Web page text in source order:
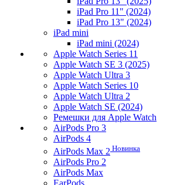
iPad Pro 11" (2024)
iPad Pro 13" (2024)
iPad mini
iPad mini (2024)
Apple Watch Series 11
Apple Watch SE 3 (2025)
Apple Watch Ultra 3
Apple Watch Series 10
Apple Watch Ultra 2
Apple Watch SE (2024)
Ремешки для Apple Watch
AirPods Pro 3
AirPods 4
AirPods Max 2 Новинка
AirPods Pro 2
AirPods Max